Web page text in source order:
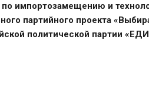
импортозамещению и
партийного проекта
политической партии